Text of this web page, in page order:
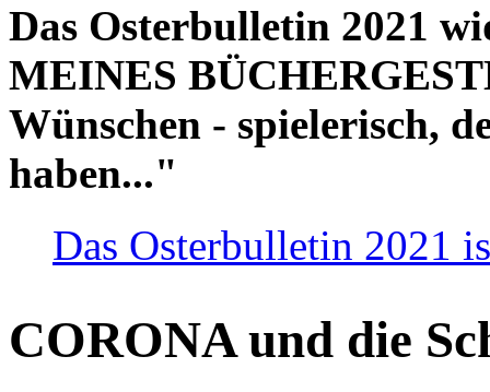
Das Osterbulletin 2021
MEINES
Wünschen - spielerisch,
haben..."
Das Osterbulletin 2021
CORONA und die